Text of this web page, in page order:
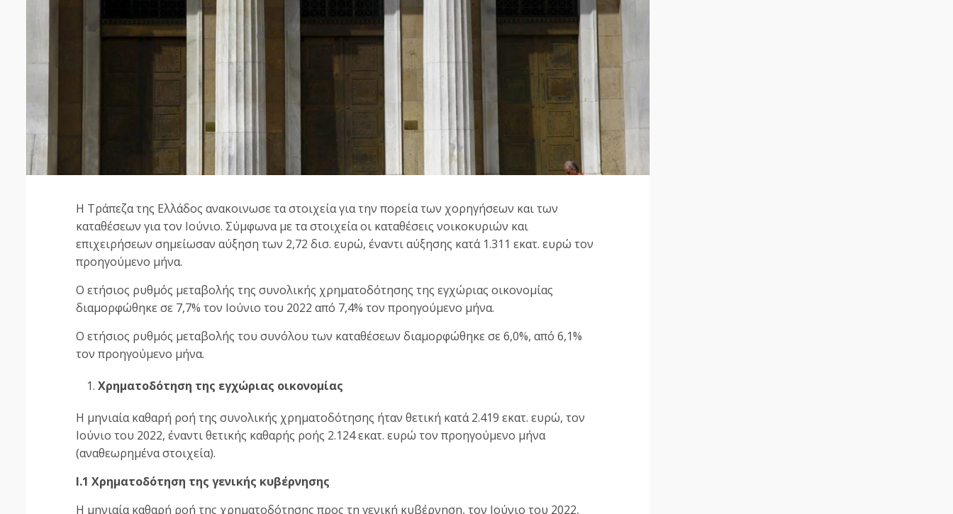
Η Τράπεζα της Ελλάδος ανακοινωσε τα στοιχεία για την πορεία των χορηγήσεων και των
καταθέσεων για τον Ιούνιο. Σύμφωνα με τα στοιχεία οι καταθέσεις νοικοκυριών και
επιχειρήσεων σημείωσαν αύξηση των 2,72 δισ. ευρώ, έναντι αύξησης κατά 1.311 εκατ. ευρώ τον
προηγούμενο μήνα.
Ο ετήσιος ρυθμός μεταβολής της συνολικής χρηματοδότησης της εγχώριας οικονομίας
διαμορφώθηκε σε 7,7% τον Ιούνιο του 2022 από 7,4% τον προηγούμενο μήνα.
Ο ετήσιος ρυθμός μεταβολής του συνόλου των καταθέσεων διαμορφώθηκε σε 6,0%, από 6,1%
τον προηγούμενο μήνα.
Χρηματοδότηση της εγχώριας οικονομίας
H μηνιαία καθαρή ροή της συνολικής χρηματοδότησης ήταν θετική κατά 2.419 εκατ. ευρώ, τον
Ιούνιο του 2022, έναντι θετικής καθαρής ροής 2.124 εκατ. ευρώ τον προηγούμενο μήνα
(αναθεωρημένα στοιχεία).
Ι.1 Χρηματοδότηση της γενικής κυβέρνησης
Η μηνιαία καθαρή ροή της χρηματοδότησης προς τη γενική κυβέρνηση, τον Ιούνιο του 2022,